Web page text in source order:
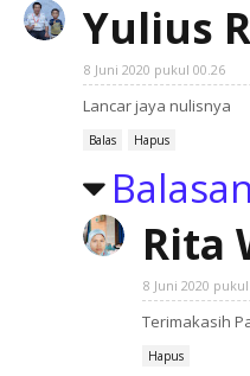
Yulius
8 Juni 2020 pukul 00.26
Lancar jaya nulisnya
Balas Hapus
Balasan
Rita
8 Juni 2020 pukul
Terimakasih
Hapus